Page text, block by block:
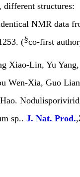
different structures:
NMR data
(§co-first
Xiao-Lin, Yu
Wen-Xia, Guo
sp.. J. Nat. Prod.,